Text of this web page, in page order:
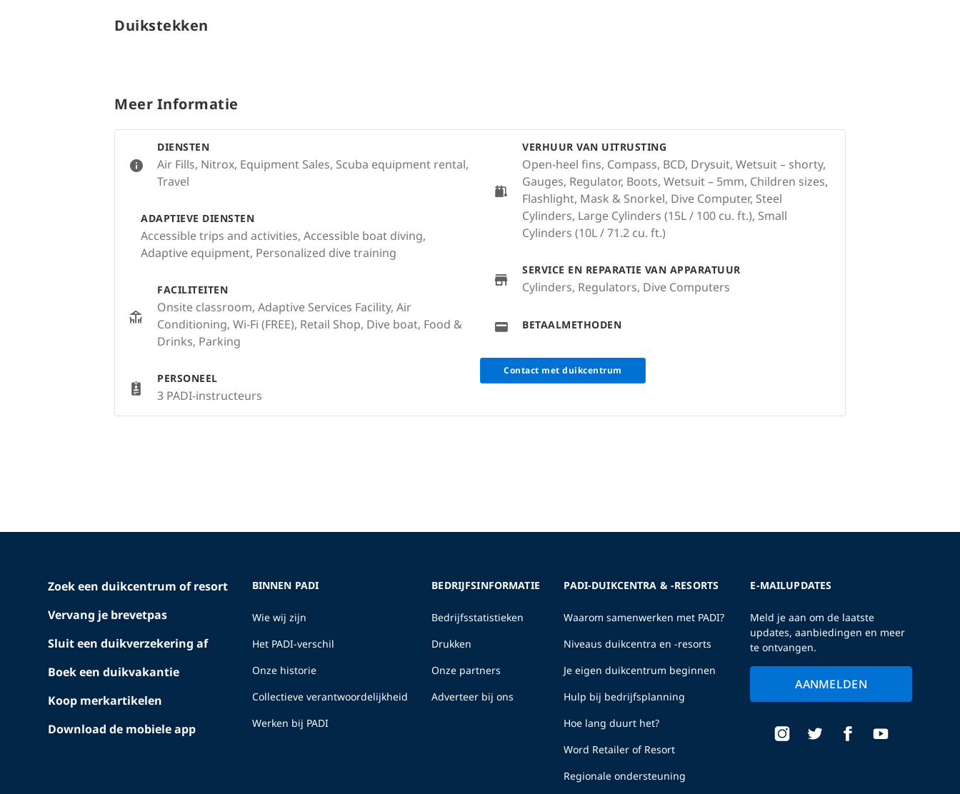
Duikstekken
Meer Informatie
DIENSTEN
Air Fills, Nitrox, Equipment Sales, Scuba equipment rental,
Travel
ADAPTIEVE DIENSTEN
Accessible trips and activities, Accessible boat diving,
Adaptive equipment, Personalized dive training
FACILITEITEN
Onsite classroom, Adaptive Services Facility, Air
Conditioning, Wi-Fi (FREE), Retail Shop, Dive boat, Food &
Drinks, Parking
PERSONEEL
3 PADI-instructeurs
VERHUUR VAN UITRUSTING
Open-heel fins, Compass, BCD, Drysuit, Wetsuit – shorty,
Gauges, Regulator, Boots, Wetsuit – 5mm, Children sizes,
Flashlight, Mask & Snorkel, Dive Computer, Steel
Cylinders, Large Cylinders (15L / 100 cu. ft.), Small
Cylinders (10L / 71.2 cu. ft.)
SERVICE EN REPARATIE VAN APPARATUUR
Cylinders, Regulators, Dive Computers
BETAALMETHODEN
Contact met duikcentrum
Zoek een duikcentrum of resort
Vervang je brevetpas
Sluit een duikverzekering af
Boek een duikvakantie
Koop merkartikelen
Download de mobiele app
BINNEN PADI
Wie wij zijn
Het PADI-verschil
Onze historie
Collectieve verantwoordelijkheid
Werken bij PADI
BEDRIJFSINFORMATIE
Bedrijfsstatistieken
Drukken
Onze partners
Adverteer bij ons
PADI-DUIKCENTRA & -RESORTS
Waarom samenwerken met PADI?
Niveaus duikcentra en -resorts
Je eigen duikcentrum beginnen
Hulp bij bedrijfsplanning
Hoe lang duurt het?
Word Retailer of Resort
Regionale ondersteuning
E-MAILUPDATES
Meld je aan om de laatste
updates, aanbiedingen en meer
te ontvangen.
AANMELDEN